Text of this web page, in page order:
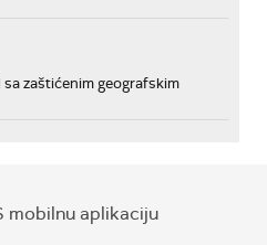
zaštićenim geografskim
mobilnu aplikaciju